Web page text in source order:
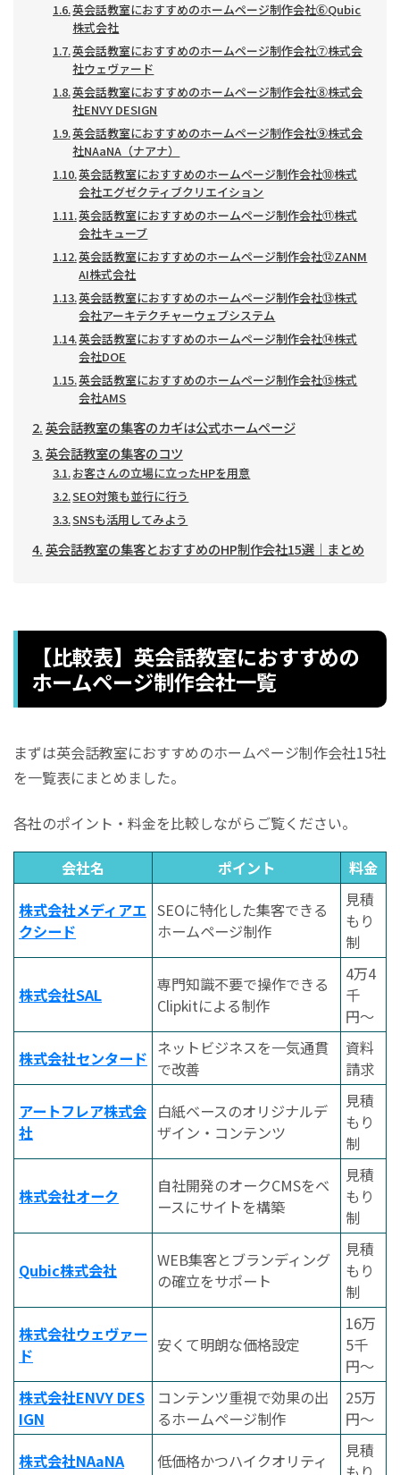
英会話教室におすすめのホームページ制作会社⑥Qubic
株式会社
英会話教室におすすめのホームページ制作会社⑦株式会
社ウェヴァード
英会話教室におすすめのホームページ制作会社⑧株式会
社ENVY DESIGN
英会話教室におすすめのホームページ制作会社⑨株式会
社NAaNA（ナアナ）
英会話教室におすすめのホームページ制作会社⑩株式
会社エグゼクティブクリエイション
英会話教室におすすめのホームページ制作会社⑪株式
会社キューブ
英会話教室におすすめのホームページ制作会社⑫ZANM
AI株式会社
英会話教室におすすめのホームページ制作会社⑬株式
会社アーキテクチャーウェブシステム
英会話教室におすすめのホームページ制作会社⑭株式
会社DOE
英会話教室におすすめのホームページ制作会社⑮株式
会社AMS
英会話教室の集客のカギは公式ホームページ
英会話教室の集客のコツ
お客さんの立場に立ったHPを用意
SEO対策も並行に行う
SNSも活用してみよう
英会話教室の集客とおすすめのHP制作会社15選｜まとめ
【比較表】英会話教室におすすめの
ホームページ制作会社一覧
まずは英会話教室におすすめのホームページ制作会社15社
を一覧表にまとめました。
各社のポイント・料金を比較しながらご覧ください。
会社名 ポイント
料金
株式会社メディアエ
クシード
SEOに特化した集客できる
ホームページ制作
見積
もり
制
株式会社SAL
専門知識不要で操作できる
Clipkitによる制作
4万4
千
円〜
株式会社センタード ネットビジネスを一気通貫
で改善
資料
請求
アートフレア株式会
社
白紙ベースのオリジナルデ
ザイン・コンテンツ
見積
もり
制
株式会社オーク
自社開発のオークCMSをベ
ースにサイトを構築
見積
もり
制
Qubic株式会社
WEB集客とブランディング
の確立をサポート
見積
もり
制
株式会社ウェヴァー
ド
安くて明朗な価格設定
16万
5千
円〜
株式会社ENVY DES
IGN
コンテンツ重視で効果の出
るホームページ制作
25万
円〜
株式会社NAaNA
低価格かつハイクオリティ
見積